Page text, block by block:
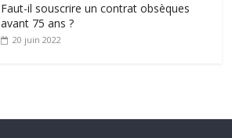
Faut-il souscrire un contrat obsèques
avant 75 ans ?
20 juin 2022